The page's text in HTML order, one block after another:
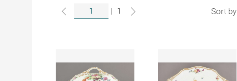
| 1 Sort by